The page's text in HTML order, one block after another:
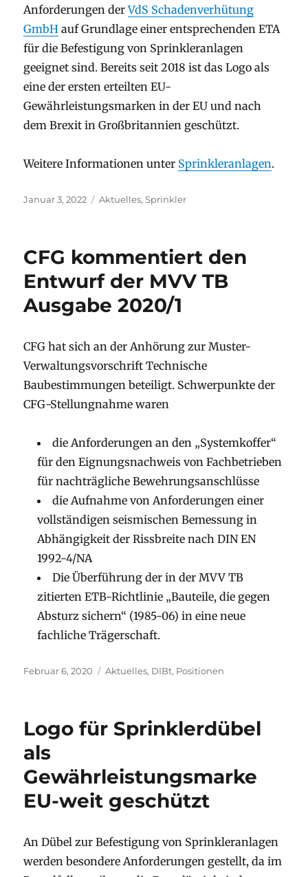
Anforderungen derVdS Schadenverhütung
GmbH auf Grundlage einer entsprechenden ETA
für die Befestigung von Sprinkleranlagen
geeignet sind. Bereits seit 2018 ist das Logo als
eine der ersten erteilten EU-
Gewährleistungsmarken in der EU und nach
dem Brexit in Großbritannien geschützt.
Weitere Informationen unter Sprinkleranlagen.
Veröffentlicht
Januar 3, 2022 Kategorien
Aktuelles,Sprinkler
CFG kommentiert den
Entwurf der MVV TB
Ausgabe 2020/1
CFG hat sich an der Anhörung zur Muster-
Verwaltungsvorschrift Technische
Baubestimmungen beteiligt. Schwerpunkte der
CFG-Stellungnahme waren
die Anforderungen an den „Systemkoffer“
für den Eignungsnachweis von Fachbetrieben
für nachträgliche Bewehrungsanschlüsse
die Aufnahme von Anforderungen einer
vollständigen seismischen Bemessung in
Abhängigkeit der Rissbreite nach DIN EN
1992-4/NA
Die Überführung der in der MVV TB
zitierten ETB-Richtlinie „Bauteile, die gegen
Absturz sichern“ (1985-06) in eine neue
fachliche Trägerschaft.
Veröffentlicht
Februar 6, 2020 Kategorien
Aktuelles, DIBt, Positionen
Logo für Sprinklerdübel
als
Gewährleistungsmarke
EU-weit geschützt
An Dübel zur Befestigung von Sprinkleranlagen
werden besondere Anforderungen gestellt, da im